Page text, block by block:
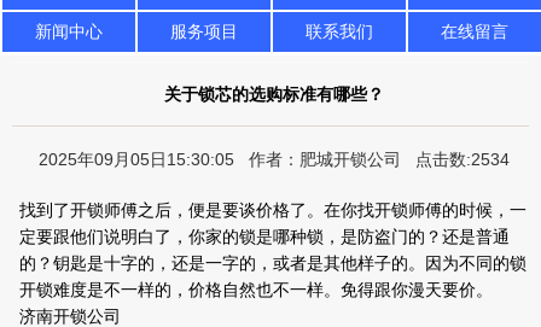
新闻中心 服务项目 联系我们 在线留言
关于锁芯的选购标准有哪些？
2025年09月05日15:30:05 作者：肥城开锁公司 点击数:2534
找到了开锁师傅之后，便是要谈价格了。在你找开锁师傅的时候，一
定要跟他们说明白了，你家的锁是哪种锁，是防盗门的？还是普通
的？钥匙是十字的，还是一字的，或者是其他样子的。因为不同的锁
开锁难度是不一样的，价格自然也不一样。免得跟你漫天要价。
济南开锁公司